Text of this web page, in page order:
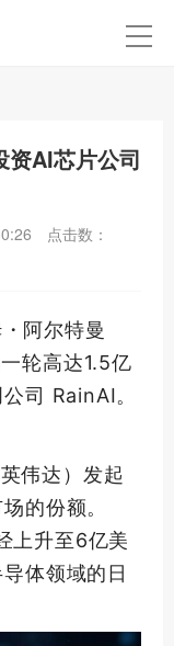
AI芯片公司
点击数：
阿尔特曼
轮高达1.5亿
司 RainAI。
伟达）发起
的份额。
上升至6亿美
体领域的日